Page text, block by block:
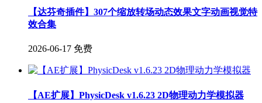
【达芬奇插件】307个缩放转场动态效果文字动画视觉特
效合集
2026-06-17 免费
【AE扩展】PhysicDesk v1.6.23 2D物理动力学模拟器